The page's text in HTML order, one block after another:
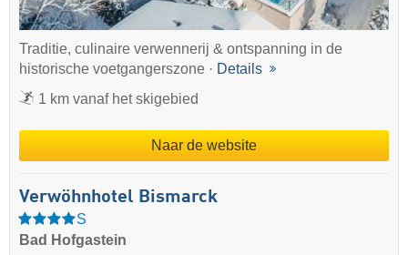
Traditie, culinaire verwennerij & ontspanning in de
historische voetgangerszone · Details
1 km vanaf het skigebied
Naar de website
Verwöhnhotel Bismarck
S
Bad Hofgastein